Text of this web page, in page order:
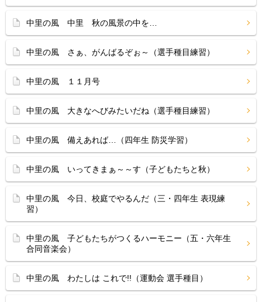
中里の風 中里 秋の風景の中を…
中里の風 さぁ、がんばるぞぉ～（選手種目練習）
中里の風 １１月号
中里の風 大きなへびみたいだね（選手種目練習）
中里の風 備えあれば…（四年生 防災学習）
中里の風 いってきまぁ～～す（子どもたちと秋）
中里の風 今日、校庭でやるんだ（三・四年生 表現練
習）
中里の風 子どもたちがつくるハーモニー（五・六年生
合同音楽会）
中里の風 わたしは これで!!（運動会 選手種目）